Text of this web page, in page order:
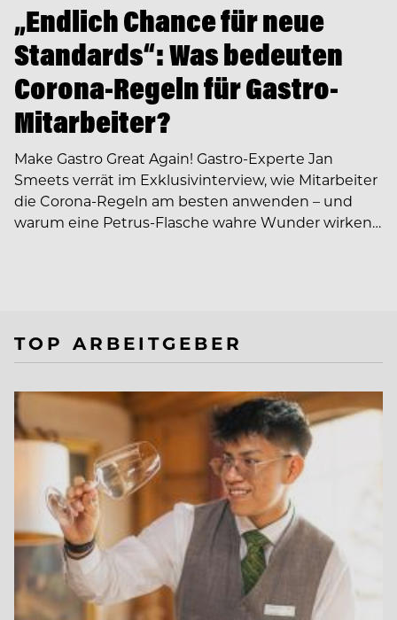
„Endlich Chance für neue
Standards“: Was bedeuten
Corona-Regeln für Gastro-
Mitarbeiter?
Make Gastro Great Again! Gastro-Experte Jan
Smeets verrät im Exklusivinterview, wie Mitarbeiter
die Corona-Regeln am besten anwenden – und
warum eine Petrus-Flasche wahre Wunder wirken…
TOP ARBEITGEBER